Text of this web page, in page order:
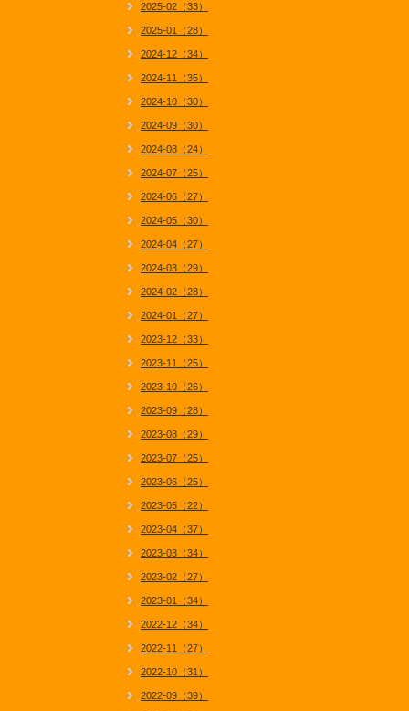
2025-02（33）
2025-01（28）
2024-12（34）
2024-11（35）
2024-10（30）
2024-09（30）
2024-08（24）
2024-07（25）
2024-06（27）
2024-05（30）
2024-04（27）
2024-03（29）
2024-02（28）
2024-01（27）
2023-12（33）
2023-11（25）
2023-10（26）
2023-09（28）
2023-08（29）
2023-07（25）
2023-06（25）
2023-05（22）
2023-04（37）
2023-03（34）
2023-02（27）
2023-01（34）
2022-12（34）
2022-11（27）
2022-10（31）
2022-09（39）